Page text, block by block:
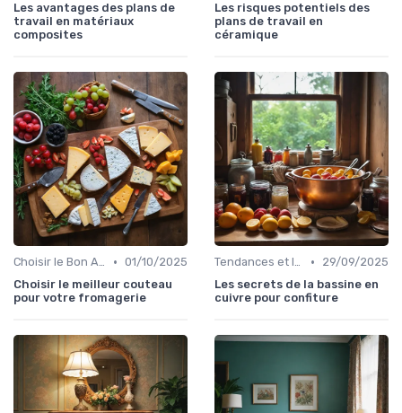
Les avantages des plans de
travail en matériaux
composites
Les risques potentiels des
plans de travail en
céramique
Choisir le Bon Appareil • 01/10/2025
Choisir le meilleur couteau
pour votre fromagerie
Tendances et Innovations •
29/09/2025
Les secrets de la bassine en
cuivre pour confiture